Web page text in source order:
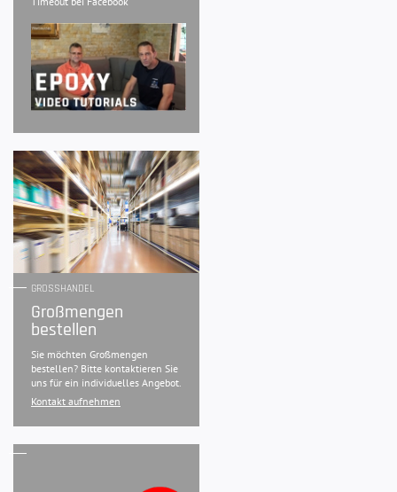
GROSSHANDEL
Großmengen
bestellen
Sie möchten Großmengen
bestellen? Bitte kontaktieren Sie
uns für ein individuelles Angebot.
Kontakt aufnehmen